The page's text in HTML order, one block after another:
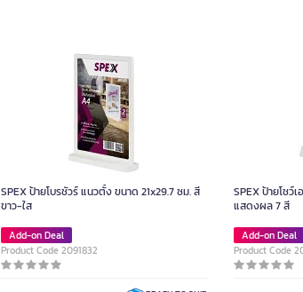
SPEX ป้ายโบรชัวร์ แนวตั้ง ขนาด 21x29.7 ซม. สี
ขาว-ใส
Add-on Deal
Product Code 2091832
SPEX ป้ายโชว์
แสดงผล 7 สี
Add-on Deal
Product Code